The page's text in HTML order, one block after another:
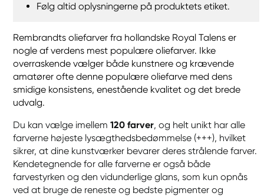
Følg altid oplysningerne på produktets etiket.
Rembrandts oliefarver fra hollandske Royal Talens er
nogle af verdens mest populære oliefarver. Ikke
overraskende vælger både kunstnere og krævende
amatører ofte denne populære oliefarve med dens
smidige konsistens, enestående kvalitet og det brede
udvalg.
Du kan vælge imellem 120 farver, og helt unikt har alle
farverne højeste lysægthedsbedømmelse (+++), hvilket
sikrer, at dine kunstværker bevarer deres strålende farver.
Kendetegnende for alle farverne er også både
farvestyrken og den vidunderlige glans, som kun opnås
ved at bruge de reneste og bedste pigmenter og